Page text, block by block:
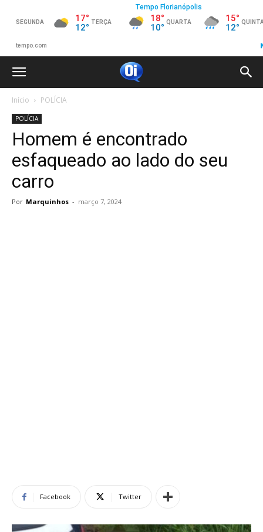
Início POLÍCIA
POLÍCIA
Homem é encontrado
esfaqueado ao lado do seu
carro
Por Marquinhos - março 7, 2024
Facebook Twitter